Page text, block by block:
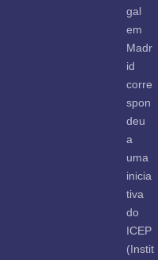
gal
em
Madr
id
corre
spon
deu
a
uma
inicia
tiva
do
ICEP
(Instit